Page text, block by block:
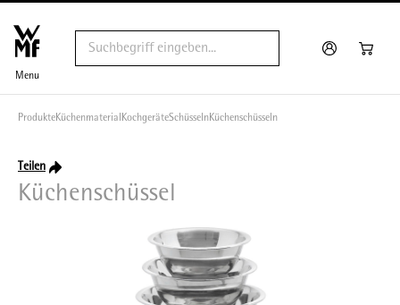
Menu
ProdukteKüchenmaterial KochgeräteSchüsselnKüchenschüsseln
Teilen
Küchenschüssel